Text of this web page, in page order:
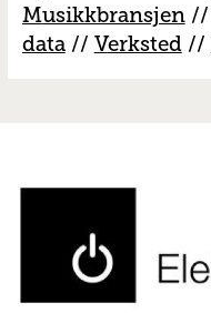
Musikkbransjen//
data// Verksted//